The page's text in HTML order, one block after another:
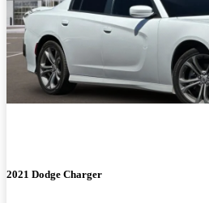
2021 Dodge Charger